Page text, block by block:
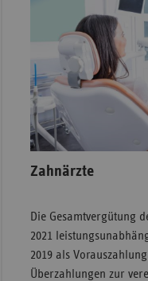
Zahnärzte
Die Gesamtvergütung
2021
2019 als
Überzahlungen zur